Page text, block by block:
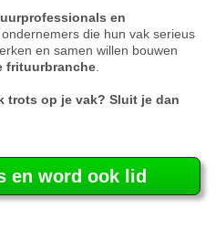
en
ondernemers die hun vak serieus
en samen willen bouwen
frituurbranche
trots op je vak? Sluit je dan
en word ook lid